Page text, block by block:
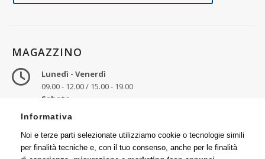
MAGAZZINO
Lunedì - Venerdì
09.00 - 12.00 / 15.00 - 19.00
Sabato
09.00 - 12.30
Ritiro merce
Via Emilia, 25
Informativa
Noi e terze parti selezionate utilizziamo cookie o tecnologie simili
per finalità tecniche e, con il tuo consenso, anche per le finalità